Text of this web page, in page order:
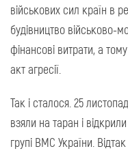
військових сил країн в
будівництво військово-
фінансові витрати, а
акт агресії.
Так і сталося. 25
взяли на таран і
групі ВМС України.